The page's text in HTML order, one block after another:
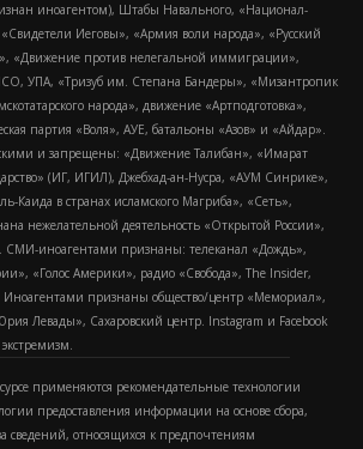
иноагентом), Штабы Навального, «Национал-
Иеговы», «Армия воли народа», «Русский
«Движение против нелегальной иммиграции»,
УПА, «Тризуб им. Степана Бандеры», «Мизантропик
народа», движение «Артподготовка»,
партия «Воля», АУЕ, батальоны «Азов» и «Айдар».
и запрещены: «Движение Талибан», «Имарат
(ИГ, ИГИЛ), Джебхад-ан-Нусра, «АУМ Синрике»,
Каида в странах исламского Магриба», «Сеть»,
нежелательной деятельность «Открытой России»,
СМИ-иноагентами признаны: телеканал «Дождь»,
«Голос Америки», радио «Свобода», The Insider,
признаны общество/центр «Мемориал»,
Левады», Сахаровский центр. Instagram и Facebook
применяются рекомендательные технологии
предоставления информации на основе сбора,
сведений, относящихся к предпочтениям